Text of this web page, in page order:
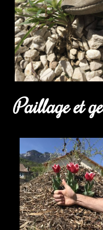
Paillage et